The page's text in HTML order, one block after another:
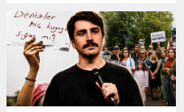
Sahil Güvenlik
Komutanlığından yapılan
yazılı açıklamada, bu sabah
erken saatlerde iki ayrı
tekneyle Tavşan Adası
kıyılarındaki kayalıklarına